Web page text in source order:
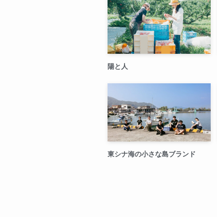
陽と人
東シナ海の小さな島ブランド